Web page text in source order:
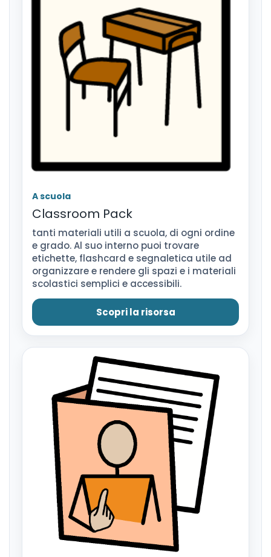
A scuola
Classroom Pack
tanti materiali utili a scuola, di ogni ordine
e grado. Al suo interno puoi trovare
etichette, flashcard e segnaletica utile ad
organizzare e rendere gli spazi e i materiali
scolastici semplici e accessibili.
Scopri la risorsa